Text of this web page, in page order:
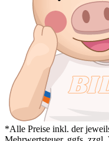
*Alle Preise inkl. der